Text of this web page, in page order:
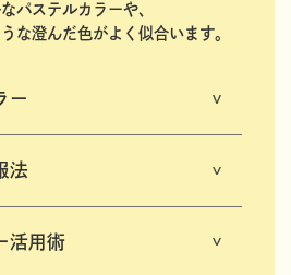
パステルカラーや、
な澄んだ色がよく似合います。
ー
法
活用術